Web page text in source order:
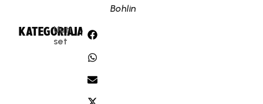
Bohlin
KATEGORIA:
Uuti
set
JAA: